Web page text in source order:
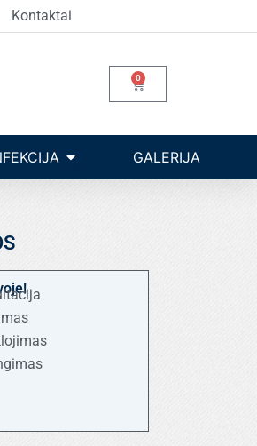
Kontaktai
0
Cart
Open dezinfekcija
GALERIJA